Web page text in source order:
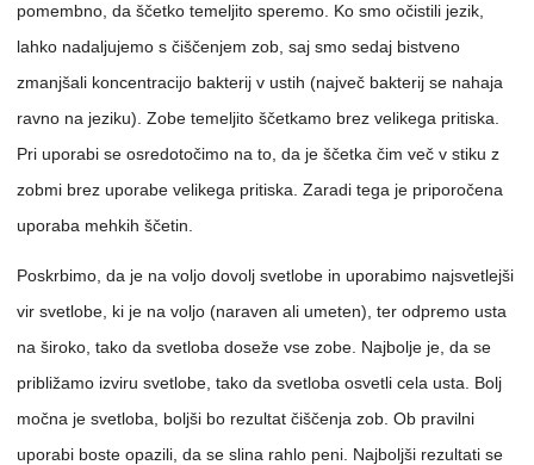
pomembno, da ščetko temeljito speremo. Ko smo očistili jezik,
lahko nadaljujemo s čiščenjem zob, saj smo sedaj bistveno
zmanjšali koncentracijo bakterij v ustih (največ bakterij se nahaja
ravno na jeziku). Zobe temeljito ščetkamo brez velikega pritiska.
Pri uporabi se osredotočimo na to, da je ščetka čim več v stiku z
zobmi brez uporabe velikega pritiska. Zaradi tega je priporočena
uporaba mehkih ščetin.
Poskrbimo, da je na voljo dovolj svetlobe in uporabimo najsvetlejši
vir svetlobe, ki je na voljo (naraven ali umeten), ter odpremo usta
na široko, tako da svetloba doseže vse zobe. Najbolje je, da se
približamo izviru svetlobe, tako da svetloba osvetli cela usta. Bolj
močna je svetloba, boljši bo rezultat čiščenja zob. Ob pravilni
uporabi boste opazili, da se slina rahlo peni. Najboljši rezultati se